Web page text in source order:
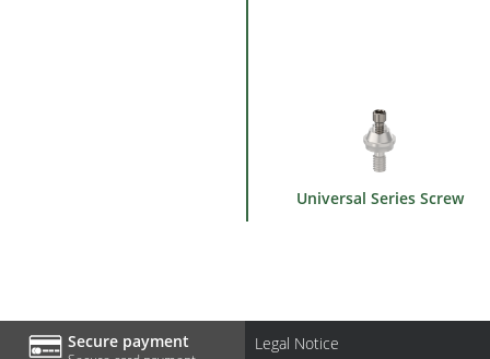
Universal Series Screw
Secure payment Legal Notice